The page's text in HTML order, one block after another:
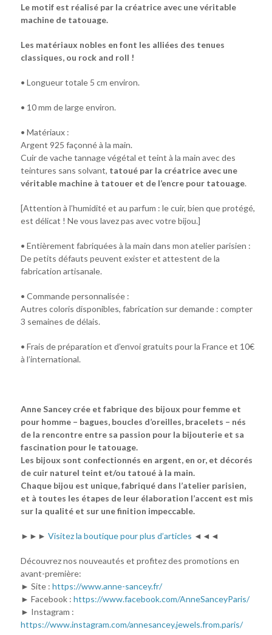
Le motif est réalisé par la créatrice avec une véritable
machine de tatouage.
Les matériaux nobles en font les alliées des tenues
classiques, ou rock and roll !
• Longueur totale 5 cm environ.
• 10 mm de large environ.
• Matériaux :
Argent 925 façonné à la main.
Cuir de vache tannage végétal et teint à la main avec des
teintures sans solvant, tatoué par la créatrice avec une
véritable machine à tatouer et de l’encre pour tatouage.
[Attention à l’humidité et au parfum : le cuir, bien que protégé,
est délicat ! Ne vous lavez pas avec votre bijou.]
• Entièrement fabriquées à la main dans mon atelier parisien :
De petits défauts peuvent exister et attestent de la
fabrication artisanale.
• Commande personnalisée :
Autres coloris disponibles, fabrication sur demande : compter
3 semaines de délais.
• Frais de préparation et d’envoi gratuits pour la France et 10€
à l’international.
Anne Sancey crée et fabrique des bijoux pour femme et
pour homme – bagues, boucles d’oreilles, bracelets – nés
de la rencontre entre sa passion pour la bijouterie et sa
fascination pour le tatouage.
Les bijoux sont confectionnés en argent, en or, et décorés
de cuir naturel teint et/ou tatoué à la main.
Chaque bijou est unique, fabriqué dans l’atelier parisien,
et à toutes les étapes de leur élaboration l’accent est mis
sur la qualité et sur une finition impeccable.
►►► Visitez la boutique pour plus d’articles ◄◄◄
Découvrez nos nouveautés et profitez des promotions en
avant-première:
► Site : https://www.anne-sancey.fr/
► Facebook : https://www.facebook.com/AnneSanceyParis/
► Instagram :
https://www.instagram.com/annesancey.jewels.from.paris/